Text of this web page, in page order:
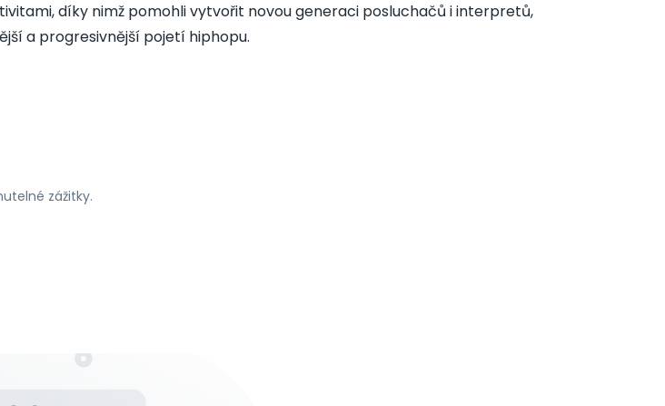
díky nimž pomohli vytvořit novou generaci posluchačů i interpretů,
a progresivnější pojetí hiphopu.
zážitky.